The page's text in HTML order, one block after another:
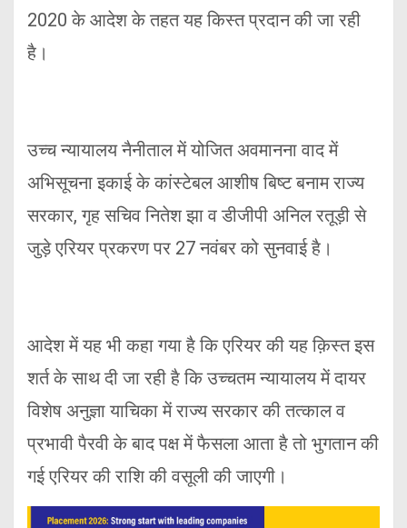
2020 के आदेश के तहत यह किस्त प्रदान की जा रही
है।
उच्च न्यायालय नैनीताल में योजित अवमानना वाद में
अभिसूचना इकाई के कांस्टेबल आशीष बिष्ट बनाम राज्य
सरकार, गृह सचिव नितेश झा व डीजीपी अनिल रतूड़ी से
जुड़े एरियर प्रकरण पर 27 नवंबर को सुनवाई है।
आदेश में यह भी कहा गया है कि एरियर की यह क़िस्त इस
शर्त के साथ दी जा रही है कि उच्चतम न्यायालय में दायर
विशेष अनुज्ञा याचिका में राज्य सरकार की तत्काल व
प्रभावी पैरवी के बाद पक्ष में फैसला आता है तो भुगतान की
गई एरियर की राशि की वसूली की जाएगी।